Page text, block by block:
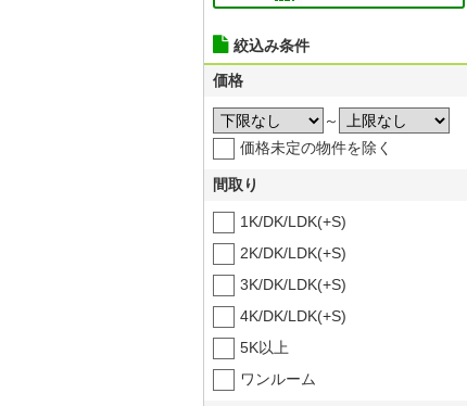
絞込み条件
価格
～
価格未定の物件を除く
間取り
1K/DK/LDK(+S)
2K/DK/LDK(+S)
3K/DK/LDK(+S)
4K/DK/LDK(+S)
5K以上
ワンルーム